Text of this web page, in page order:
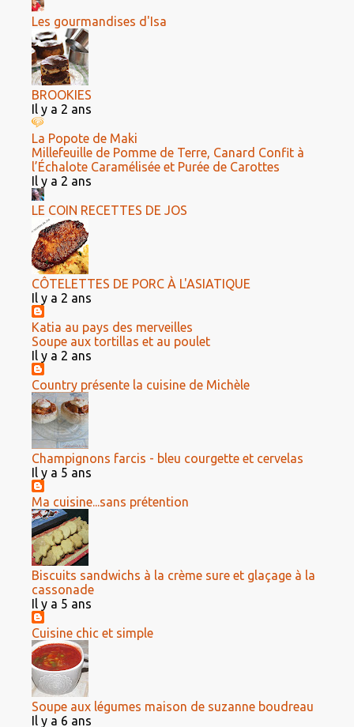
Les gourmandises d'Isa
BROOKIES
Il y a 2 ans
La Popote de Maki
Millefeuille de Pomme de Terre, Canard Confit à
l’Échalote Caramélisée et Purée de Carottes
Il y a 2 ans
LE COIN RECETTES DE JOS
CÔTELETTES DE PORC À L'ASIATIQUE
Il y a 2 ans
Katia au pays des merveilles
Soupe aux tortillas et au poulet
Il y a 2 ans
Country présente la cuisine de Michèle
Champignons farcis - bleu courgette et cervelas
Il y a 5 ans
Ma cuisine...sans prétention
Biscuits sandwichs à la crème sure et glaçage à la
cassonade
Il y a 5 ans
Cuisine chic et simple
Soupe aux légumes maison de suzanne boudreau
Il y a 6 ans